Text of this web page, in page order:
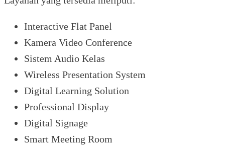
Interactive Flat Panel
Kamera Video Conference
Sistem Audio Kelas
Wireless Presentation System
Digital Learning Solution
Professional Display
Digital Signage
Smart Meeting Room